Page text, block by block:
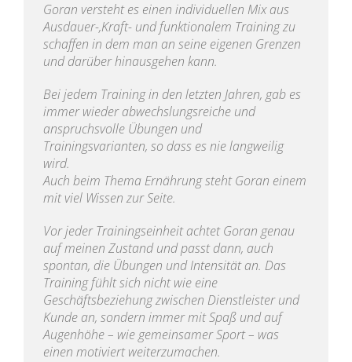
Goran versteht es einen individuellen Mix aus
Ausdauer-,Kraft- und funktionalem Training zu
schaffen in dem man an seine eigenen Grenzen
und darüber hinausgehen kann.
Bei jedem Training in den letzten Jahren, gab es
immer wieder abwechslungsreiche und
anspruchsvolle Übungen und
Trainingsvarianten, so dass es nie langweilig
wird.
Auch beim Thema Ernährung steht Goran einem
mit viel Wissen zur Seite.
Vor jeder Trainingseinheit achtet Goran genau
auf meinen Zustand und passt dann, auch
spontan, die Übungen und Intensität an. Das
Training fühlt sich nicht wie eine
Geschäftsbeziehung zwischen Dienstleister und
Kunde an, sondern immer mit Spaß und auf
Augenhöhe – wie gemeinsamer Sport – was
einen motiviert weiterzumachen.